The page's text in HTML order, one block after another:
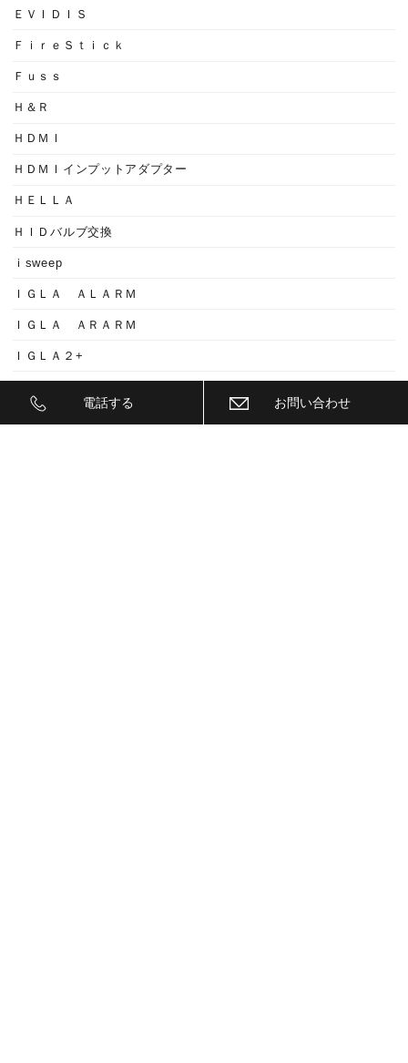
ＥＶＩＤＩＳ
ＦｉｒｅＳｔｉｃｋ
Ｆｕｓｓ
Ｈ＆Ｒ
ＨＤＭＩ
ＨＤＭＩインプットアダプター
ＨＥＬＬＡ
ＨＩＤバルブ交換
ｉsweep
ＩＧＬＡ ＡＬＡＲＭ
ＩＧＬＡ ＡＲＡＲＭ
ＩＧＬＡ２+
電話する お問い合わせ